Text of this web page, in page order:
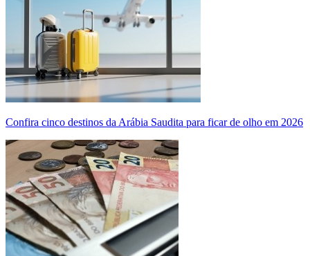
Confira cinco destinos da Arábia Saudita para ficar de olho em 2026